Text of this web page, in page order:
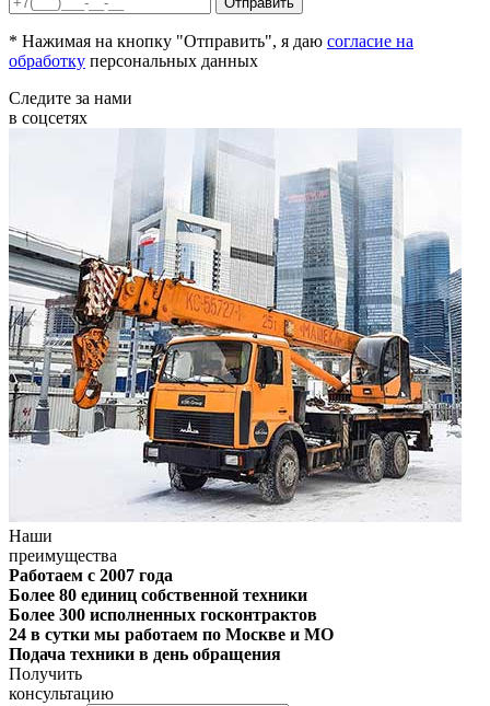
* Нажимая на кнопку "Отправить", я даю согласие на
обработку персональных данных
Следите за нами
в соцсетях
Наши
преимущества
Работаем с 2007 года
Более 80 единиц собственной техники
Более 300 исполненных госконтрактов
24 в сутки мы работаем по Москве и МО
Подача техники в день обращения
Получить
консультацию